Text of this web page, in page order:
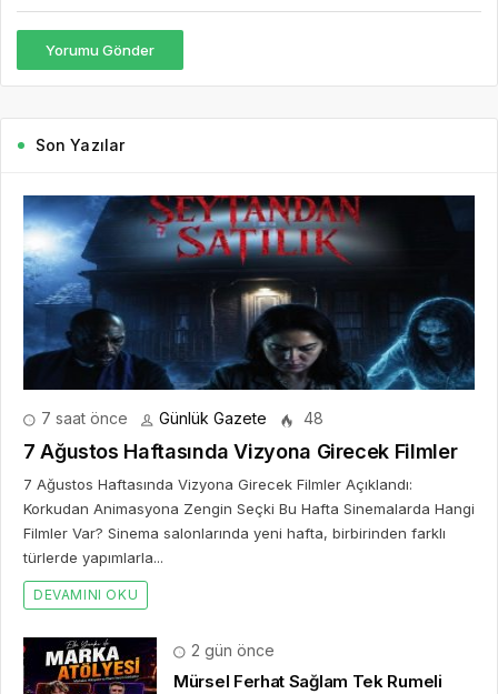
Yorumu Gönder
Son Yazılar
7 saat önce Günlük Gazete 48
7 Ağustos Haftasında Vizyona Girecek Filmler
7 Ağustos Haftasında Vizyona Girecek Filmler Açıklandı:
Korkudan Animasyona Zengin Seçki Bu Hafta Sinemalarda Hangi
Filmler Var? Sinema salonlarında yeni hafta, birbirinden farklı
türlerde yapımlarla...
DEVAMINI OKU
2 gün önce
Mürsel Ferhat Sağlam Tek Rumeli